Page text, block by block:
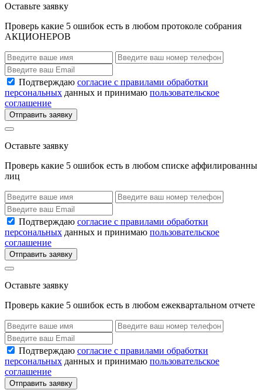
Оставьте заявку
Проверь какие 5 ошибок есть в любом протоколе собрания
АКЦИОНЕРОВ
Подтверждаю согласие с правилами обработки
персональных данных и принимаю пользовательское
соглашение
Отправить заявку
Оставьте заявку
Проверь какие 5 ошибок есть в любом списке аффилированны
лиц
Подтверждаю согласие с правилами обработки
персональных данных и принимаю пользовательское
соглашение
Отправить заявку
Оставьте заявку
Проверь какие 5 ошибок есть в любом ежеквартальном отчете
Подтверждаю согласие с правилами обработки
персональных данных и принимаю пользовательское
соглашение
Отправить заявку